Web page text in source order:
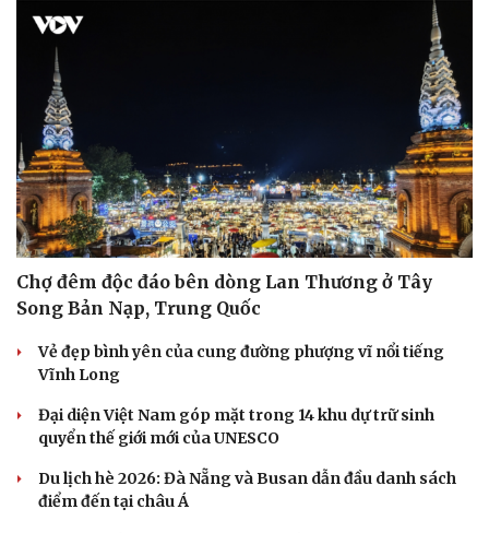
Chợ đêm độc đáo bên dòng Lan Thương ở Tây
Song Bản Nạp, Trung Quốc
Vẻ đẹp bình yên của cung đường phượng vĩ nổi tiếng
Vĩnh Long
Đại diện Việt Nam góp mặt trong 14 khu dự trữ sinh
quyển thế giới mới của UNESCO
Du lịch hè 2026: Đà Nẵng và Busan dẫn đầu danh sách
điểm đến tại châu Á